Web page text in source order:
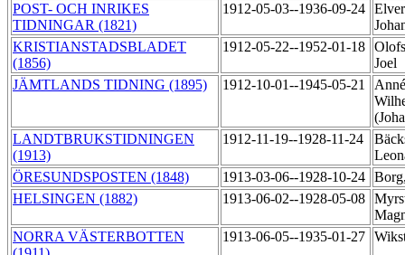
POST- OCH INRIKES
TIDNINGAR (1821)
1912-05-03--1936-09-24
KRISTIANSTADSBLADET
(1856)
1912-05-22--1952-01-18
Joel
JÄMTLANDS TIDNING (1895)
1912-10-01--1945-05-21
LANDTBRUKSTIDNINGEN
(1913)
1912-11-19--1928-11-24
ÖRESUNDSPOSTEN (1848)
1913-03-06--1928-10-24
HELSINGEN (1882)
1913-06-02--1928-05-08
NORRA VÄSTERBOTTEN
1913-06-05--1935-01-27